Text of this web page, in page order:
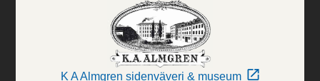
K A Almgren sidenväveri & museum